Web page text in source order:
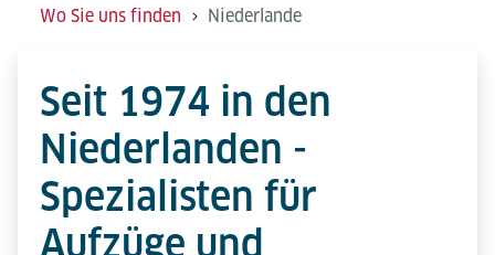
Wo Sie uns finden
Niederlande
Seit 1974 in den
Niederlanden -
Spezialisten für
Aufzüge und